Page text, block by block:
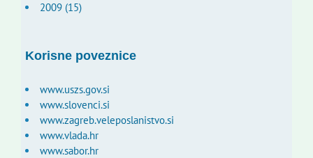
2009 (15)
Korisne poveznice
www.uszs.gov.si
www.slovenci.si
www.zagreb.veleposlanistvo.si
www.vlada.hr
www.sabor.hr